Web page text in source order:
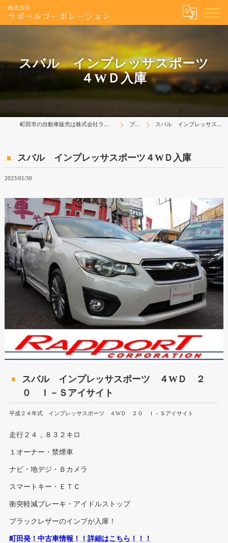
スバル インプレッサスポーツ
４WＤ入庫
町田市の自動車販売は株式会社ラポールコーポレーション ブログ スバル インプレッサスポーツ４WＤ入庫
スバル インプレッサスポーツ４WＤ入庫
2023/01/30
スバル インプレッサスポーツ ４WＤ ２
０ Ｉ－Ｓアイサイト
平成２４年式 インプレッサスポーツ ４WＤ ２０ Ｉ－Ｓアイサイト
走行２４，８３２キロ
１オーナー・禁煙車
ナビ・地デジ・Ｂカメラ
スマートキー・ＥＴＣ
衝突軽減ブレーキ・アイドルストップ
ブラックレザーのインプが入庫！
町田発！中古車情報！！詳細はこちら！！！